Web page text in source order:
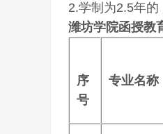
2.学制为2.5年的
潍坊学院函授教
序
号
专业名称